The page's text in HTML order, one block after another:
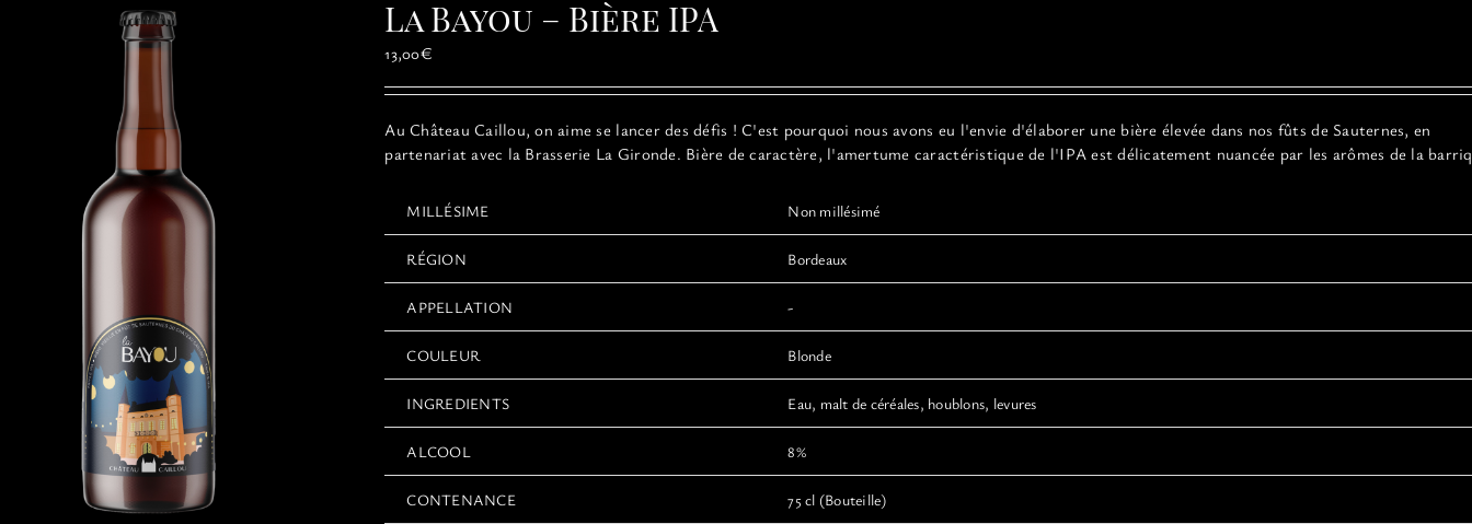
La Bayou – Bière IPA
13,00€
Au Château Caillou, on aime se lancer des défis ! C'est pourquoi nous avons eu l'envie d'élaborer une bière élevée dans nos fûts de Sauternes, en
partenariat avec la Brasserie La Gironde. Bière de caractère, l'amertume caractéristique de l'IPA est délicatement nuancée par les arômes de la
MILLÉSIME Non millésimé
RÉGION Bordeaux
APPELLATION -
COULEUR Blonde
INGREDIENTS Eau, malt de céréales, houblons, levures
ALCOOL 8%
CONTENANCE 75 cl (Bouteille)